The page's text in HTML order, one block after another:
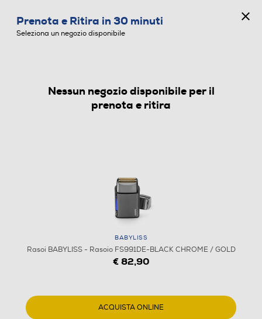
7
Prenota e Ritira in 30 minuti
Seleziona un negozio disponibile
Nessun negozio disponibile per il
prenota e ritira
BABYLISS
Rasoi BABYLISS - Rasoio FS991DE-BLACK CHROME / GOLD
€ 82,90
ACQUISTA ONLINE